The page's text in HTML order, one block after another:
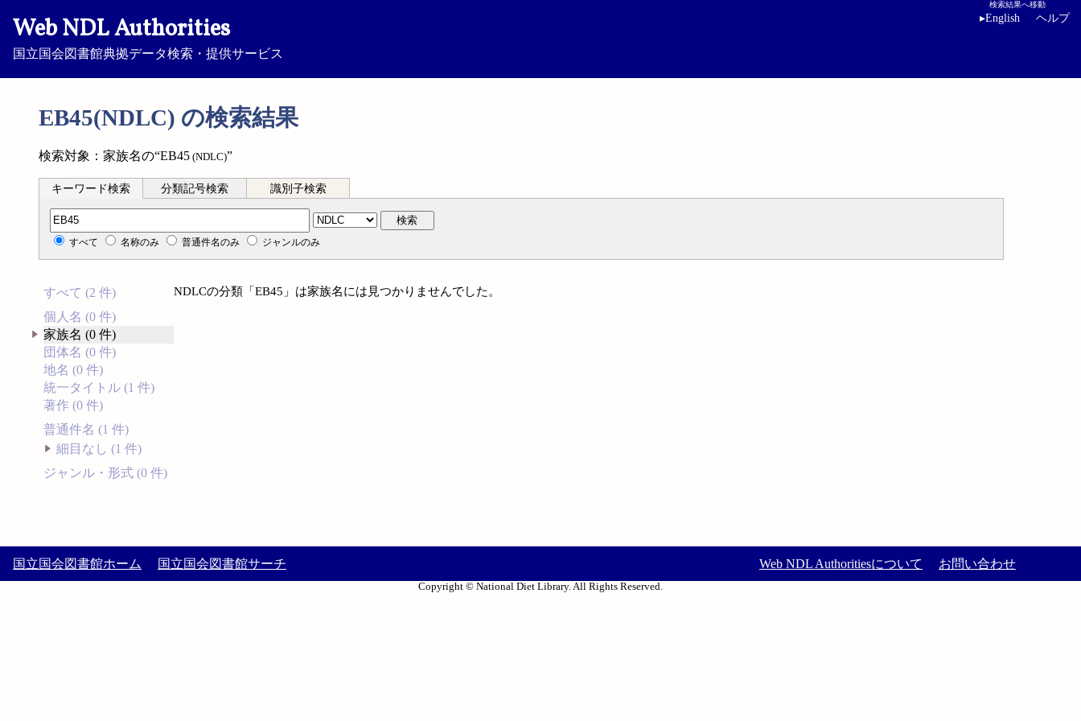
Web NDL Authorities
国立国会図書館典拠データ検索・提供サービス
検索結果へ移動
▸English ヘルプ
EB45(NDLC) の検索結果
検索対象：家族名の“EB45 (NDLC)”
キーワード検索 分類記号検索 識別子検索
分類記号検索 検索
すべて 名称のみ 普通件名のみ ジャンルのみ
すべて (2 件)
個人名 (0 件)
家族名 (0 件)
団体名 (0 件)
地名 (0 件)
統一タイトル (1 件)
著作 (0 件)
普通件名 (1 件)
細目なし (1 件)
ジャンル・形式 (0 件)
NDLCの分類「EB45」は家族名には見つかりませんでした。
国立国会図書館ホーム 国立国会図書館サーチ Web NDL Authoritiesについて お問い合わせ
Copyright © National Diet Library. All Rights Reserved.